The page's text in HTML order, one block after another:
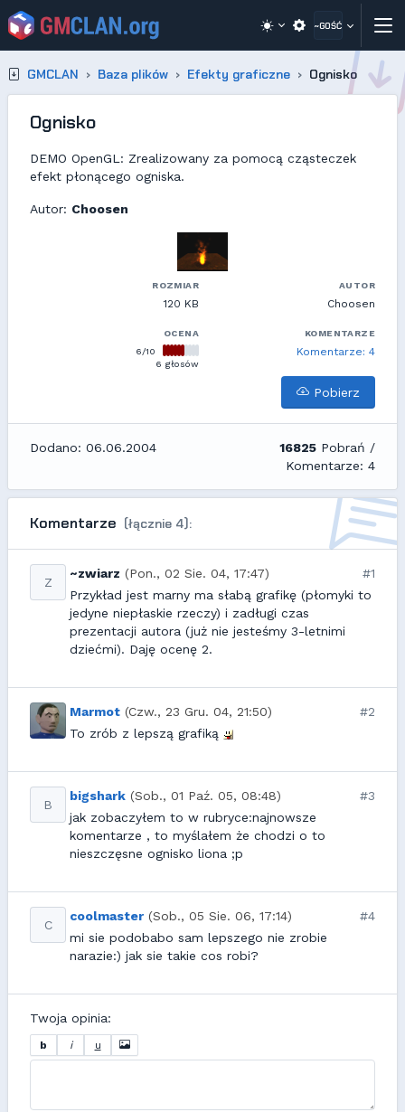
~GOŚĆ
GMCLAN Baza plików Efekty graficzne Ognisko
Ognisko
DEMO OpenGL: Zrealizowany za pomocą cząsteczek
efekt płonącego ogniska.
Autor: Choosen
ROZMIAR
120 KB
AUTOR
Choosen
OCENA
6/10
6 głosów
KOMENTARZE
Komentarze: 4
Pobierz
Dodano: 06.06.2004 16825 Pobrań /
Komentarze: 4
Komentarze (łącznie 4):
Z
~zwiarz (Pon., 02 Sie. 04, 17:47)
#1
Przykład jest marny ma słabą grafikę (płomyki to
jedyne niepłaskie rzeczy) i zadługi czas
prezentacji autora (już nie jesteśmy 3-letnimi
dziećmi). Daję ocenę 2.
Marmot (Czw., 23 Gru. 04, 21:50)
#2
To zrób z lepszą grafiką
B
bigshark (Sob., 01 Paź. 05, 08:48)
#3
jak zobaczyłem to w rubryce:najnowsze
komentarze , to myślałem że chodzi o to
nieszczęsne ognisko liona ;p
C
coolmaster (Sob., 05 Sie. 06, 17:14)
#4
mi sie podobabo sam lepszego nie zrobie
narazie:) jak sie takie cos robi?
Twoja opinia:
b i u